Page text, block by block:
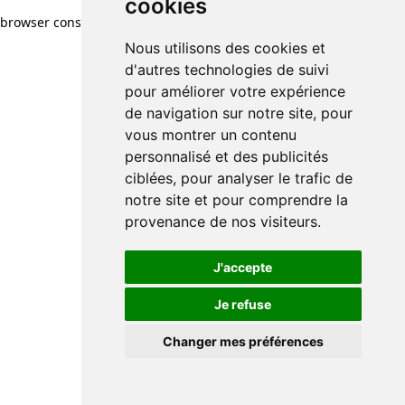
cookies
Nous utilisons des cookies et
d'autres technologies de suivi
pour améliorer votre expérience
de navigation sur notre site, pour
vous montrer un contenu
personnalisé et des publicités
ciblées, pour analyser le trafic de
notre site et pour comprendre la
provenance de nos visiteurs.
J'accepte
Je refuse
Changer mes préférences
browser console for more information)